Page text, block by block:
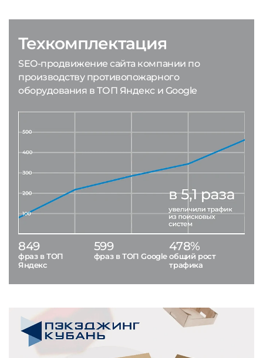
Техкомплектация
SEO-продвижение сайта компании по
производству противопожарного
оборудования в ТОП Яндекс и Google
849
фраз в ТОП
Яндекс
599
фраз в ТОП Google
478%
общий рост
трафика